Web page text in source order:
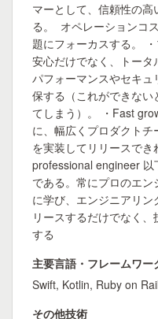
マーとして、信頼性の
る。 オペレーションコ
題にフォーカスする。
安心だけでなく、トータ
パフォーマンスやセキュ
保する（これができない
てしまう）。 ・Fast
に、幅広くプロダクト
を実装してリリースで
professional engineer 以
である。常にプロのエ
に学び、エンジニアリ
リースするだけでなく
する
主要言語・フレームワー
Swift, Kotlin, Ruby on
その他技術